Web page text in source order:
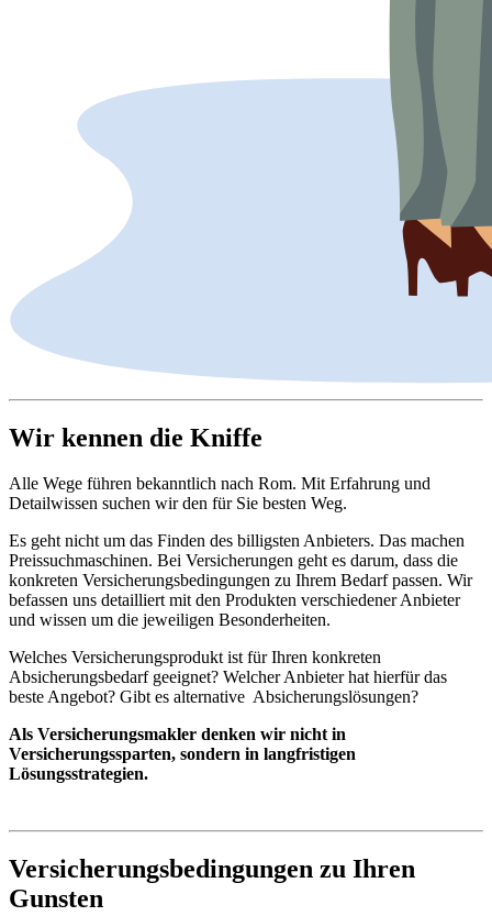
Wir kennen die Kniffe
Alle Wege führen bekanntlich nach Rom. Mit Erfahrung und
Detailwissen suchen wir den für Sie besten Weg.
Es geht nicht um das Finden des billigsten Anbieters. Das machen
Preissuchmaschinen. Bei Versicherungen geht es darum, dass die
konkreten Versicherungsbedingungen zu Ihrem Bedarf passen. Wir
befassen uns detailliert mit den Produkten verschiedener Anbieter
und wissen um die jeweiligen Besonderheiten.
Welches Versicherungsprodukt ist für Ihren konkreten
Absicherungsbedarf geeignet? Welcher Anbieter hat hierfür das
beste Angebot? Gibt es alternative Absicherungslösungen?
Als Versicherungsmakler denken wir nicht in
Versicherungssparten, sondern in langfristigen
Lösungsstrategien.
Versicherungsbedingungen zu Ihren
Gunsten